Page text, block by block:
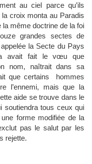
au ciel parce qu’ils
croix monta au Paradis
la même doctrine de la foi
grandes sectes de
la Secte du Pays
avait fait le vœu que
nom, naîtrait dans sa
que certains hommes
l’ennemi, mais que la
aide se trouve dans le
soutiendra tous ceux qui
forme modifiée de la
pas le salut par les
rejette.